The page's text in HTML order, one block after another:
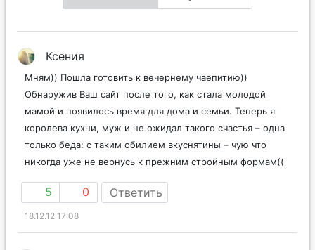
Ксения
Мням)) Пошла готовить к вечернему чаепитию))
Обнаружив Ваш сайт после того, как стала молодой
мамой и появилось время для дома и семьи. Теперь я
королева кухни, муж и не ожидал такого счастья – одна
только беда: с таким обилием вкуснятины – чую что
никогда уже не вернусь к прежним стройным формам((
5 0 Ответить
18.12.12 17:08